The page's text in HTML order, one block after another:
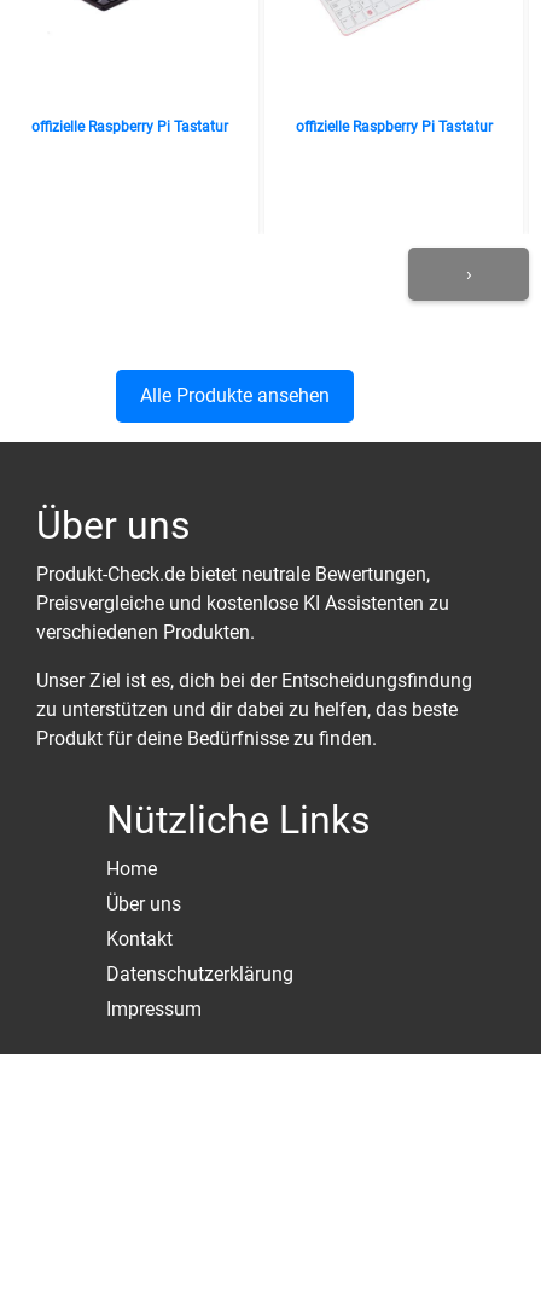
offizielle Raspberry Pi Tastatur offizielle Raspberry Pi Tastatur
›
Alle Produkte ansehen
Über uns
Produkt-Check.de bietet neutrale Bewertungen,
Preisvergleiche und kostenlose KI Assistenten zu
verschiedenen Produkten.
Unser Ziel ist es, dich bei der Entscheidungsfindung
zu unterstützen und dir dabei zu helfen, das beste
Produkt für deine Bedürfnisse zu finden.
Nützliche Links
Home
Über uns
Kontakt
Datenschutzerklärung
Impressum